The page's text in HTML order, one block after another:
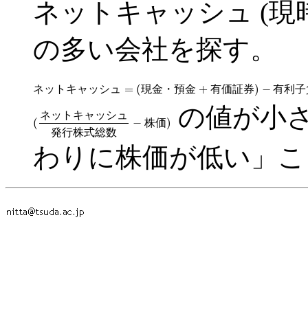
ネットキャッシュ (現
の多い会社を探す。
ネッ ト キ ャ ッ シ ュ = (現金 ・預金 + 有価証券) − 有利子
ネットキャッシュ =(現金・預金+有価証券)−有利子負債
(
ネッ ト キ ャ ッ シ ュ
発行株式総数
− 株価)
( ネットキャッシュ発行株式総数 −株価)
の値が小
わりに株価が低い」